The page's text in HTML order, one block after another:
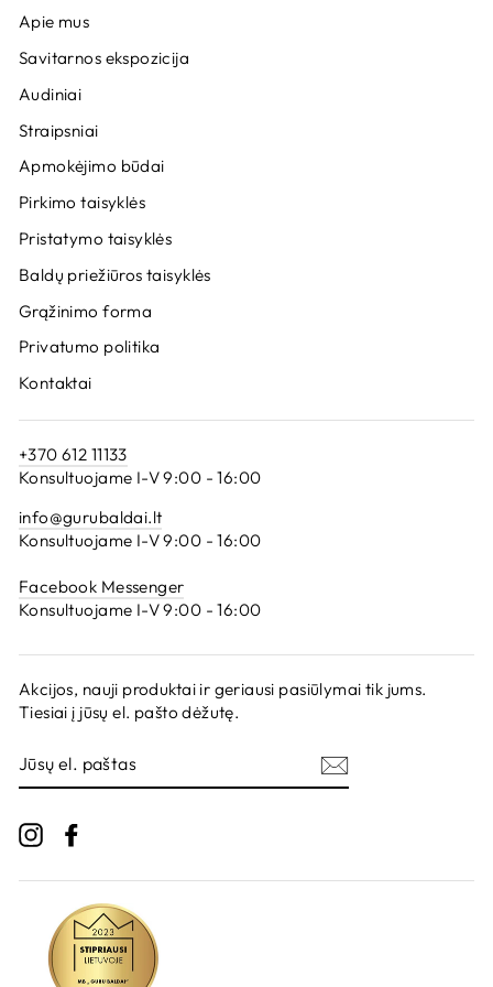
Apie mus
Savitarnos ekspozicija
Audiniai
Straipsniai
Apmokėjimo būdai
Pirkimo taisyklės
Pristatymo taisyklės
Baldų priežiūros taisyklės
Grąžinimo forma
Privatumo politika
Kontaktai
+370 612 11133
Konsultuojame I-V 9:00 - 16:00
info@gurubaldai.lt
Konsultuojame I-V 9:00 - 16:00
Facebook Messenger
Konsultuojame I-V 9:00 - 16:00
Akcijos, nauji produktai ir geriausi pasiūlymai tik jums.
Tiesiai į jūsų el. pašto dėžutę.
EL.
PAŠTAS
Instagram